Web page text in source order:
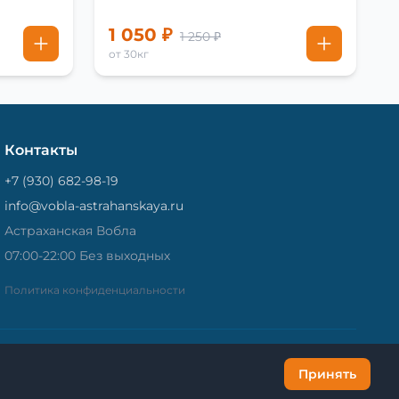
1 050 ₽ 1 250 ₽
от 30кг
Контакты
+7 (930) 682-98-19
info@vobla-astrahanskaya.ru
Астраханская Вобла
07:00-22:00 Без выходных
Политика конфиденциальности
Принять